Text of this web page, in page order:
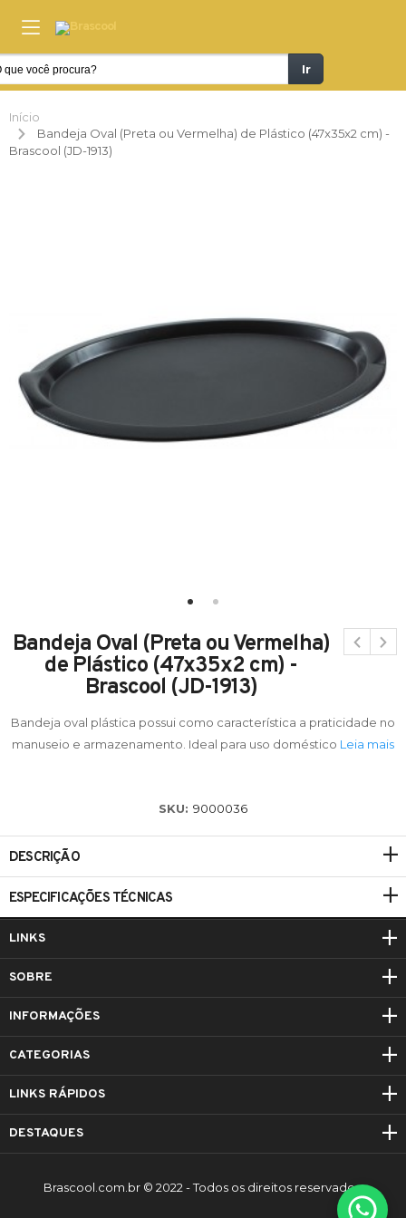
Ir
Início
Bandeja Oval (Preta ou Vermelha) de Plástico (47x35x2 cm) -
Brascool (JD-1913)
Bandeja Oval (Preta ou Vermelha)
de Plástico (47x35x2 cm) -
Brascool (JD-1913)
Bandeja oval plástica possui como característica a praticidade no
manuseio e armazenamento. Ideal para uso doméstico Leia mais
SKU: 9000036
DESCRIÇÃO
ESPECIFICAÇÕES TÉCNICAS
LINKS
SOBRE
INFORMAÇÕES
CATEGORIAS
LINKS RÁPIDOS
DESTAQUES
Brascool.com.br © 2022 - Todos os direitos reservados.